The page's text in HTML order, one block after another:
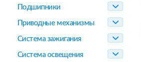
Подшипники
Приводные механизмы
Система зажигания
Система освещения